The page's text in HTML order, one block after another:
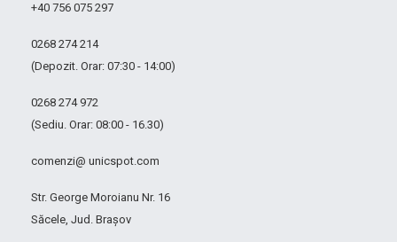
+40 756 075 297
0268 274 214
(Depozit. Orar: 07:30 - 14:00)
0268 274 972
(Sediu. Orar: 08:00 - 16.30)
comenzi@ unicspot.com
Str. George Moroianu Nr. 16
Săcele, Jud. Brașov